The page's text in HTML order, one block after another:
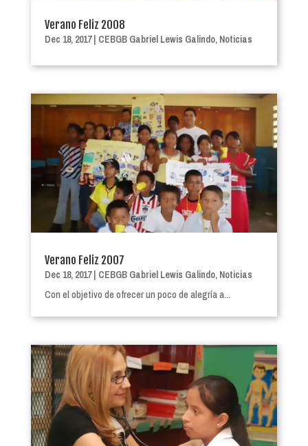
Verano Feliz 2008
Dec 18, 2017| CEBGB Gabriel Lewis Galindo, Noticias
Verano Feliz 2007
Dec 18, 2017| CEBGB Gabriel Lewis Galindo, Noticias
Con el objetivo de ofrecer un poco de alegría a...